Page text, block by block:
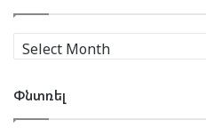
Արխիւ
Փնտռել